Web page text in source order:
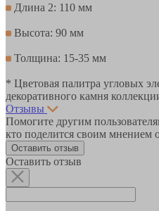
Длина 2: 110 мм
Высота: 90 мм
Толщина: 15-35 мм
* Цветовая палитра угловых
декоративного камня
Отзывы
Помогите другим
кто поделится своим мнением
Оставить отзыв
Оставить отзыв